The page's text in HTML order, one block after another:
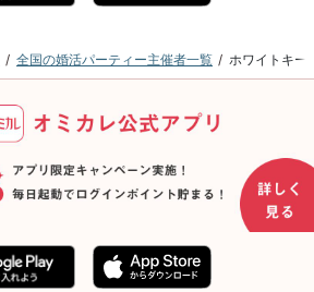
全国の婚活パーティー主催者一覧 ホワイトキー